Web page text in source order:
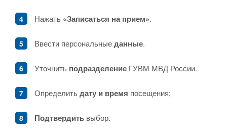
Нажать «Записаться на прием».
Ввести персональныеданные.
Уточнить подразделение ГУВМ МВД России.
Определитьдату и время посещения;
Подтвердить выбор.